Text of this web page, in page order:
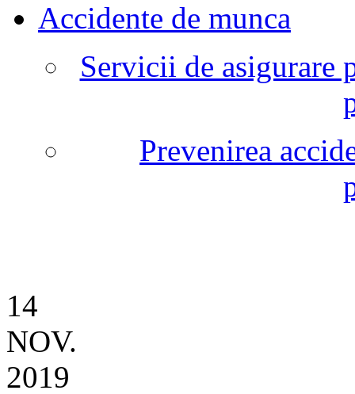
Accidente de munca
Servicii de asigurare
Prevenirea
14
NOV.
2019